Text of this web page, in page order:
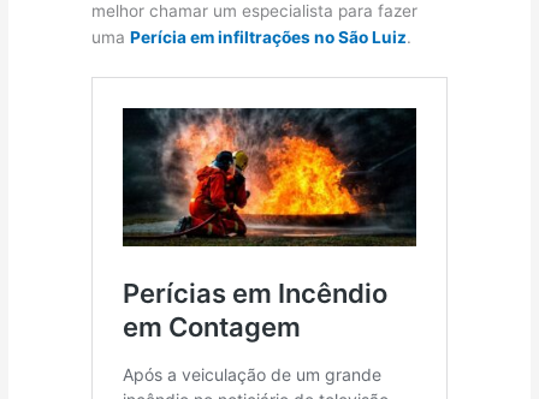
melhor chamar um especialista para fazer
uma Perícia em infiltrações no São Luiz.